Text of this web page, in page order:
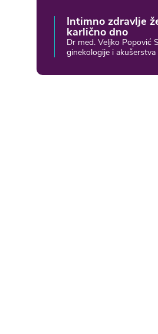
Intimno zdravlje
karlično dno
Dr med. Veljko Popović
ginekologije i akušerstva